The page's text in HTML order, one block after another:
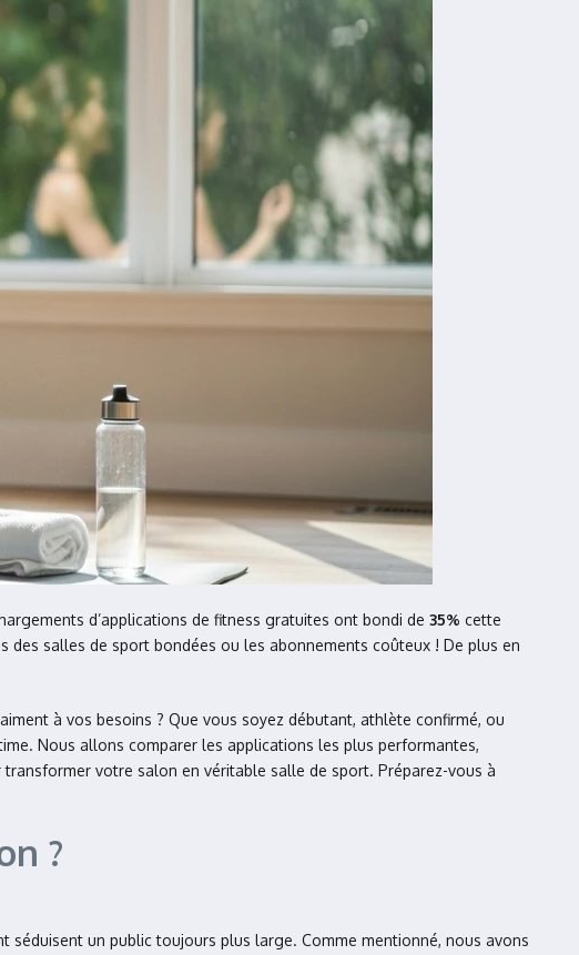
d’applications de fitness gratuites ont bondi de 35% cette
des salles de sport bondées ou les abonnements coûteux ! De plus en
à vos besoins ? Que vous soyez débutant, athlète confirmé, ou
Nous allons comparer les applications les plus performantes,
votre salon en véritable salle de sport. Préparez-vous à
?
séduisent un public toujours plus large. Comme mentionné, nous avons